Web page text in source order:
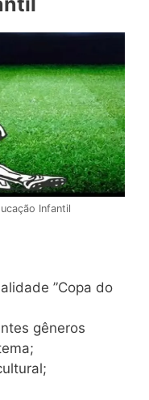
Infantil
”Copa do
gêneros